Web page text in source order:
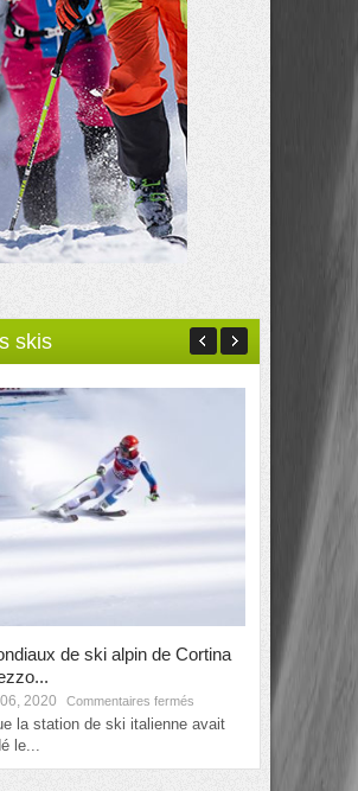
skis
de ski alpin de Cortina
2020 Commentaires fermés
la station de ski italienne avait
le...